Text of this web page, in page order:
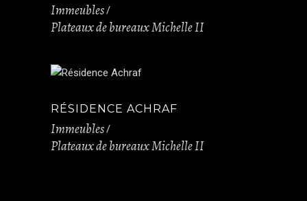
Immeubles
Plateaux de bureaux Michelle II
RÉSIDENCE ACHRAF
Immeubles
Plateaux de bureaux Michelle II